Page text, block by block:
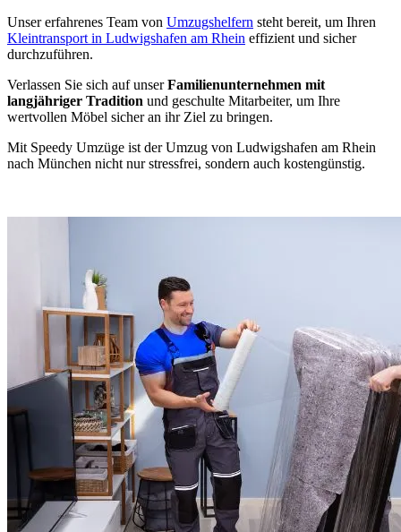
Unser erfahrenes Team von Umzugshelfern steht bereit, um Ihren
Kleintransport in Ludwigshafen am Rhein effizient und sicher
durchzuführen.
Verlassen Sie sich auf unserFamilienunternehmen mit
langjähriger Tradition und geschulte Mitarbeiter, um Ihre
wertvollen Möbel sicher an ihr Ziel zu bringen.
Mit Speedy Umzüge ist der Umzug von Ludwigshafen am Rhein
nach München nicht nur stressfrei, sondern auch kostengünstig.